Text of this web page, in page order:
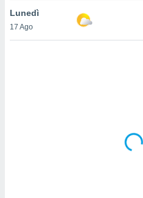
Lunedì
17 Ago